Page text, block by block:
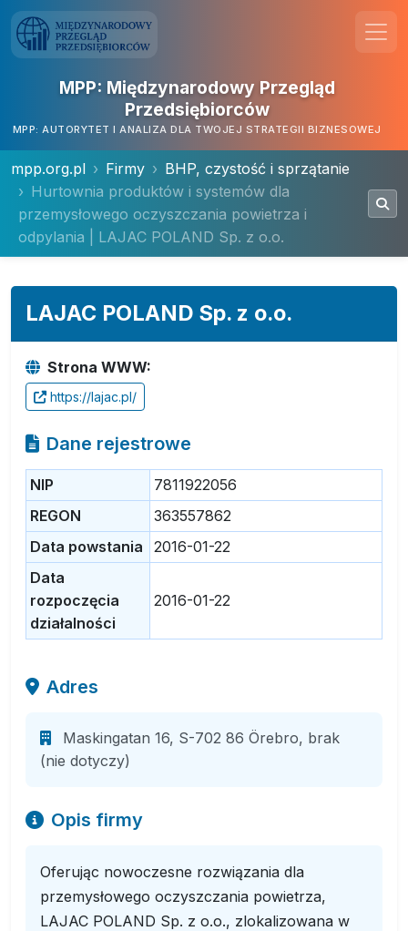
MPP: Międzynarodowy Przegląd
Przedsiębiorców
MPP: AUTORYTET I ANALIZA DLA TWOJEJ STRATEGII BIZNESOWEJ
mpp.org.pl Firmy
BHP, czystość i sprzątanie
Hurtownia produktów i systemów dla
przemysłowego oczyszczania powietrza i
odpylania | LAJAC POLAND Sp. z o.o.
LAJAC POLAND Sp. z o.o.
Strona WWW:
https://lajac.pl/
Dane rejestrowe
NIP
7811922056
REGON
363557862
Data powstania
2016-01-22
Data
rozpoczęcia
działalności
2016-01-22
Adres
Maskingatan 16, S-702 86 Örebro, brak
(nie dotyczy)
Opis firmy
Oferując nowoczesne rozwiązania dla
przemysłowego oczyszczania powietrza,
LAJAC POLAND Sp. z o.o., zlokalizowana w